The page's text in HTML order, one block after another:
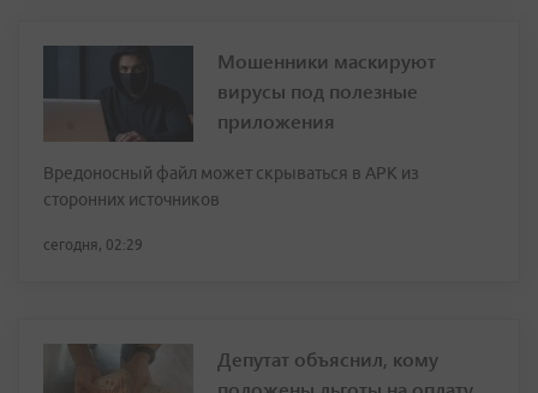
Мошенники маскируют
вирусы под полезные
приложения
Вредоносный файл может скрываться в APK из
сторонних источников
сегодня, 02:29
Депутат объяснил, кому